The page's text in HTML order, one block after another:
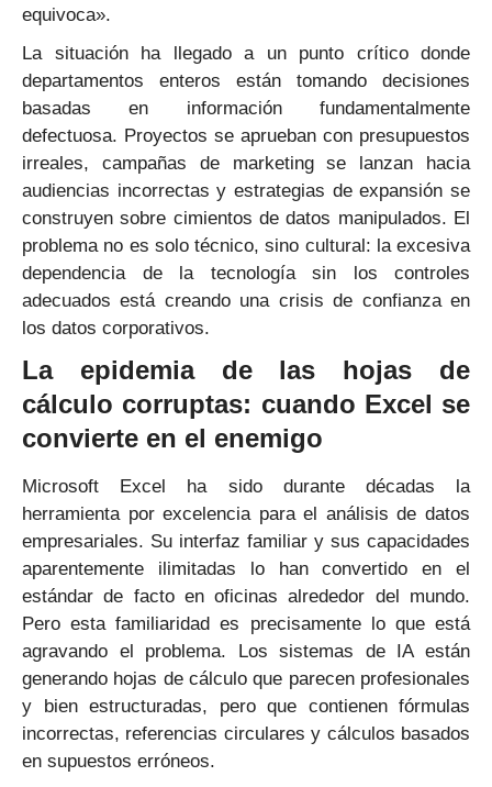
equivoca».
La situación ha llegado a un punto crítico donde
departamentos enteros están tomando decisiones
basadas en información fundamentalmente
defectuosa. Proyectos se aprueban con presupuestos
irreales, campañas de marketing se lanzan hacia
audiencias incorrectas y estrategias de expansión se
construyen sobre cimientos de datos manipulados. El
problema no es solo técnico, sino cultural: la excesiva
dependencia de la tecnología sin los controles
adecuados está creando una crisis de confianza en
los datos corporativos.
La epidemia de las hojas de
cálculo corruptas: cuando Excel se
convierte en el enemigo
Microsoft Excel ha sido durante décadas la
herramienta por excelencia para el análisis de datos
empresariales. Su interfaz familiar y sus capacidades
aparentemente ilimitadas lo han convertido en el
estándar de facto en oficinas alrededor del mundo.
Pero esta familiaridad es precisamente lo que está
agravando el problema. Los sistemas de IA están
generando hojas de cálculo que parecen profesionales
y bien estructuradas, pero que contienen fórmulas
incorrectas, referencias circulares y cálculos basados
en supuestos erróneos.